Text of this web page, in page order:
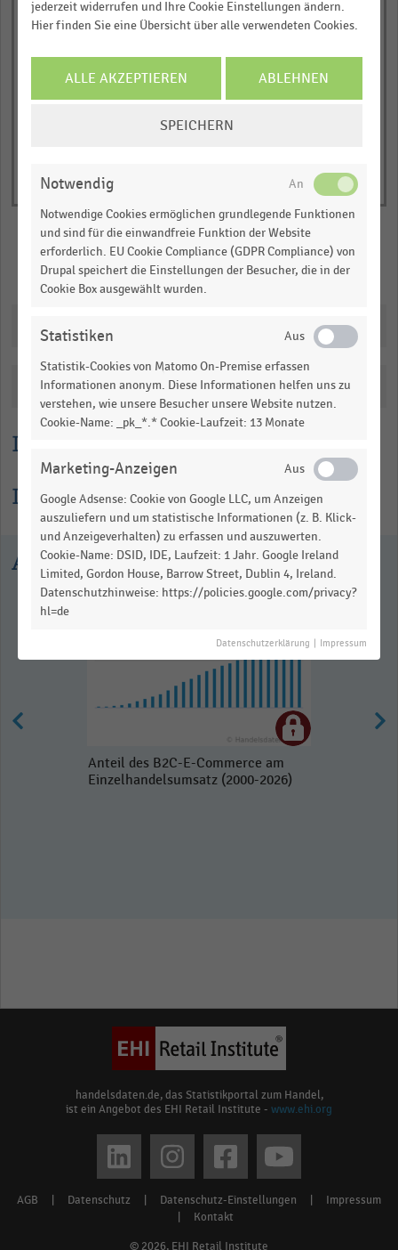
Lesehilfe
Informationen zur Statistik
chart
has
axis
Millionen
Quadratmetern.
Range:
0.8950811031175061
1.0441770903277379.
table.
Jahr
End
JETZT INFORMIEREN
Merken Teilen
Katalogisierung
Ausgewählte Statistiken
Anteil des B2C-E-Commerce am
Einzelhandelsumsatz (2000-2026)
handelsdaten.de, das Statistikportal zum Handel,
ist ein Angebot des EHI Retail Institute - www.ehi.org
© 2026, EHI Retail Institute
Footer
AGB Datenschutz Datenschutz-Einstellungen
Impressum
Kontakt
jederzeit widerrufen und Ihre Cookie Einstellungen ändern.
Hier finden Sie eine Übersicht über alle verwendeten Cookies.
ALLE AKZEPTIEREN ABLEHNEN
SPEICHERN
Notwendig
Notwendige Cookies ermöglichen grundlegende Funktionen
und sind für die einwandfreie Funktion der Website
erforderlich. EU Cookie Compliance (GDPR Compliance) von
Drupal speichert die Einstellungen der Besucher, die in der
Cookie Box ausgewählt wurden.
Statistiken
Statistik-Cookies von Matomo On-Premise erfassen
Informationen anonym. Diese Informationen helfen uns zu
verstehen, wie unsere Besucher unsere Website nutzen.
Cookie-Name: _pk_*.* Cookie-Laufzeit: 13 Monate
Marketing-Anzeigen
Google Adsense: Cookie von Google LLC, um Anzeigen
auszuliefern und um statistische Informationen (z. B. Klick-
und Anzeigeverhalten) zu erfassen und auszuwerten.
Cookie-Name: DSID, IDE, Laufzeit: 1 Jahr. Google Ireland
Limited, Gordon House, Barrow Street, Dublin 4, Ireland.
Datenschutzhinweise: https://policies.google.com/privacy?
hl=de
Datenschutzerklärung Impressum